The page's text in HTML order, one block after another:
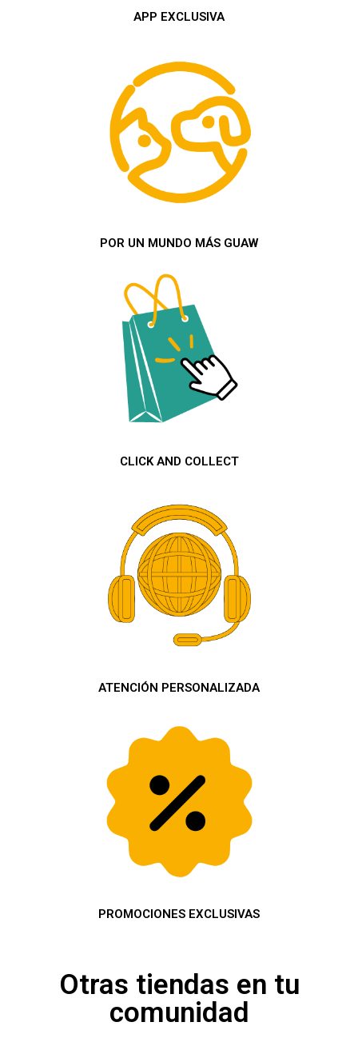
APP EXCLUSIVA
POR UN MUNDO MÁS GUAW
CLICK AND COLLECT
ATENCIÓN PERSONALIZADA
PROMOCIONES EXCLUSIVAS
Otras tiendas en tu
comunidad